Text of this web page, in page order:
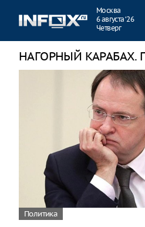
Москва
6 августа ‘26
Четверг
НАГОРНЫЙ КАРАБАХ.
Политика